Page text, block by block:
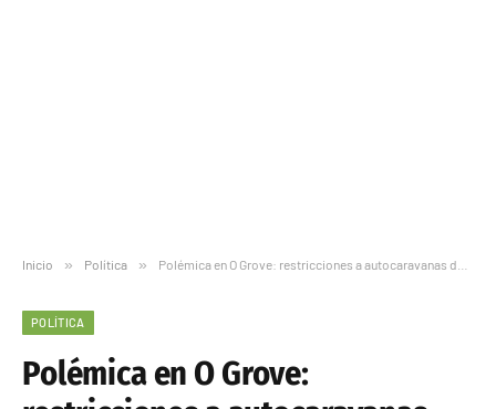
Inicio » Política » Polémica en O Grove: restricciones a autocaravanas desatan tensión turística
POLÍTICA
Polémica en O Grove: